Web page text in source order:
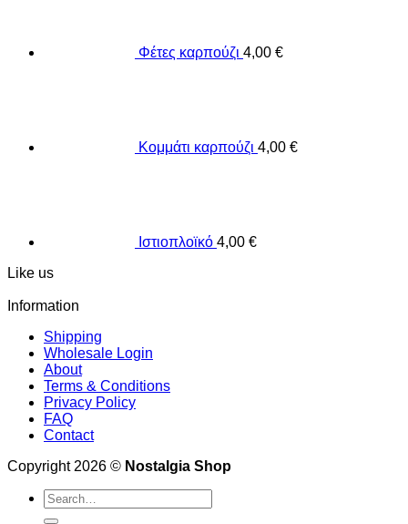
Φέτες καρπούζι 4,00 €
Κομμάτι καρπούζι 4,00 €
Ιστιοπλοϊκό 4,00 €
Like us
Information
Shipping
Wholesale Login
About
Terms & Conditions
Privacy Policy
FAQ
Contact
Copyright 2026 © Nostalgia Shop
Search
for: